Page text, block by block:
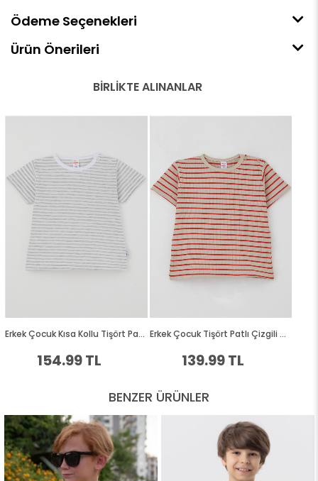
Ödeme Seçenekleri
Ürün Önerileri
BENZER ÜRÜNLER